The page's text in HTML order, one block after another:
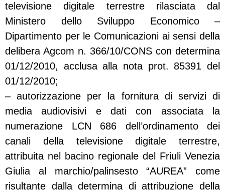
televisione digitale terrestre rilasciata dal
Ministero dello Sviluppo Economico –
Dipartimento per le Comunicazioni ai sensi della
delibera Agcom n. 366/10/CONS con determina
01/12/2010, acclusa alla nota prot. 85391 del
01/12/2010;
– autorizzazione per la fornitura di servizi di
media audiovisivi e dati con associata la
numerazione LCN 686 dell’ordinamento dei
canali della televisione digitale terrestre,
attribuita nel bacino regionale del Friuli Venezia
Giulia al marchio/palinsesto “AUREA” come
risultante dalla determina di attribuzione della